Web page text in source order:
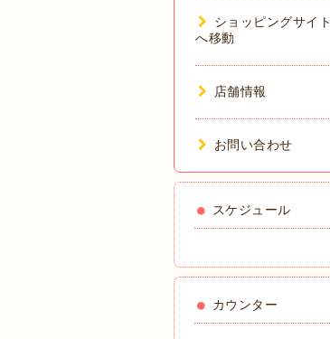
ショッピングサイト
へ移動
店舗情報
お問い合わせ
スケジュール
カウンター